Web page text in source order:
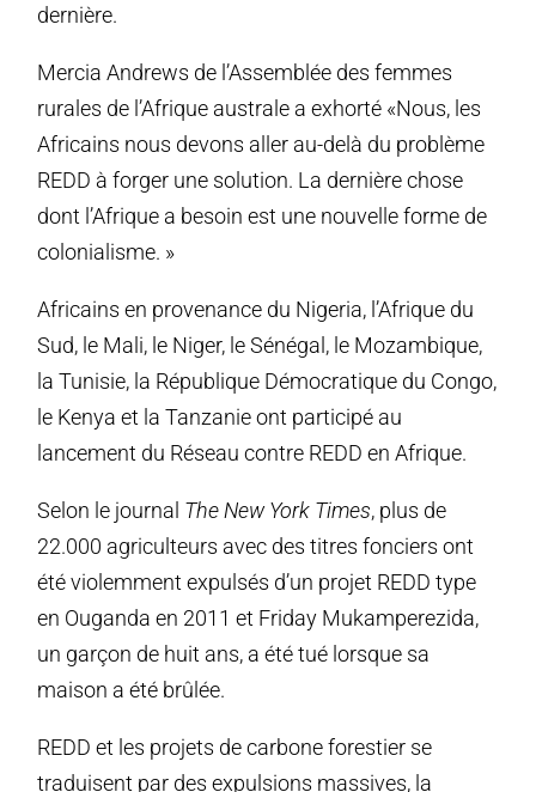
dernière.
Mercia Andrews de l’Assemblée des femmes
rurales de l’Afrique australe a exhorté «Nous, les
Africains nous devons aller au-delà du problème
REDD à forger une solution. La dernière chose
dont l’Afrique a besoin est une nouvelle forme de
colonialisme. »
Africains en provenance du Nigeria, l’Afrique du
Sud, le Mali, le Niger, le Sénégal, le Mozambique,
la Tunisie, la République Démocratique du Congo,
le Kenya et la Tanzanie ont participé au
lancement du Réseau contre REDD en Afrique.
Selon le journal The New York Times, plus de
22.000 agriculteurs avec des titres fonciers ont
été violemment expulsés d’un projet REDD type
en Ouganda en 2011 et Friday Mukamperezida,
un garçon de huit ans, a été tué lorsque sa
maison a été brûlée.
REDD et les projets de carbone forestier se
traduisent par des expulsions massives, la